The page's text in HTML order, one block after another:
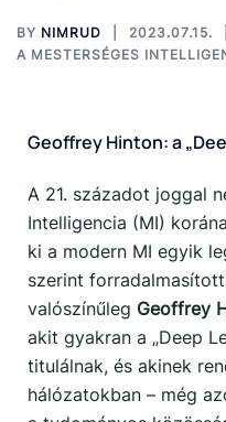
BY NIMRUD
2023.07.15.
A MESTERSÉGES
Geoffrey Hinton: a
A 21. századot joggal
Intelligencia (MI)
ki a modern MI egyik
szerint
valószínűleg Geoffrey
akit gyakran a „Deep
titulálnak, és akinek
hálózatokban – még